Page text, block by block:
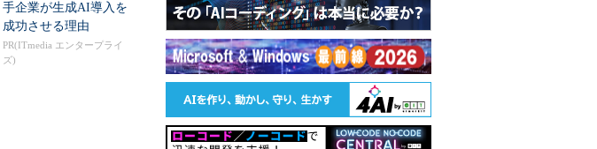
手企業が生成AI導入を
成功させる理由
PR(ITmedia エンタープライ
ズ)